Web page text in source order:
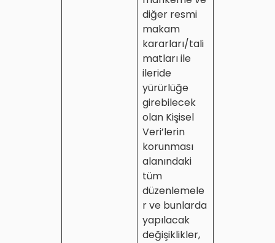
diğer resmi
makam
kararları/tali
matları ile
ileride
yürürlüğe
girebilecek
olan Kişisel
Veri’lerin
korunması
alanındaki
tüm
düzenlemele
r ve bunlarda
yapılacak
değişiklikler,